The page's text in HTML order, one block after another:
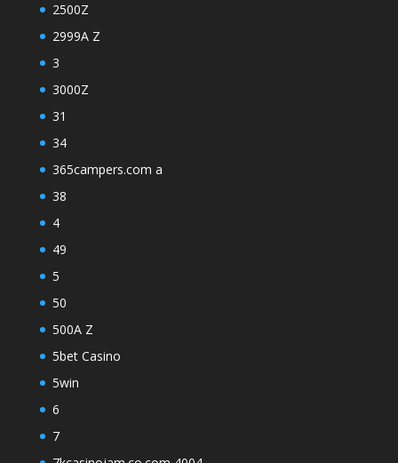
2500Z
2999A Z
3
3000Z
31
34
365campers.com a
38
4
49
5
50
500A Z
5bet Casino
5win
6
7